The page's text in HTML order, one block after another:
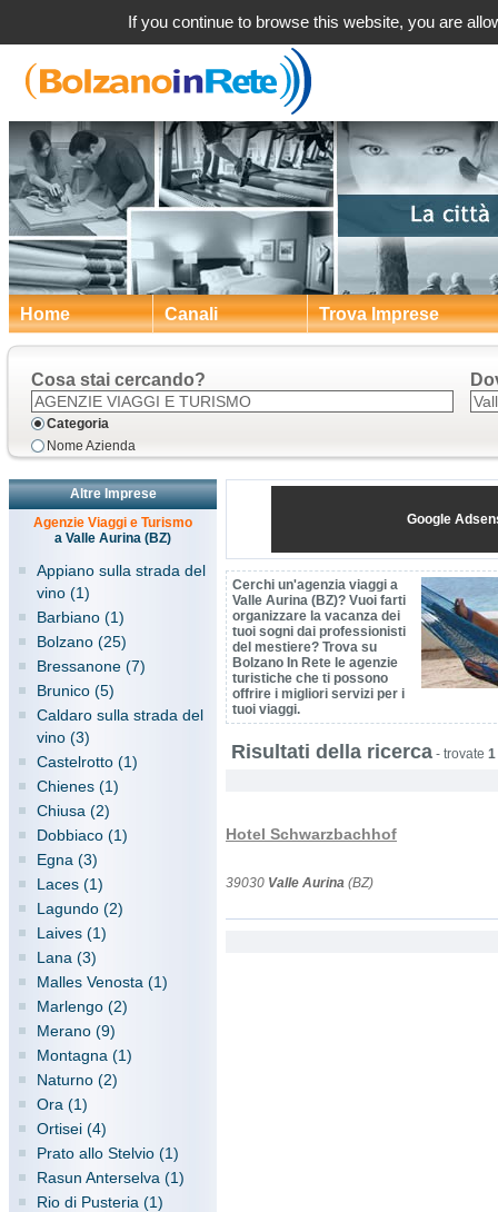
Home Canali Trova Imprese
Cosa stai cercando?
Categoria
Nome Azienda
Altre Imprese
Agenzie Viaggi e Turismo
a Valle Aurina (BZ)
Appiano sulla strada del
vino (1)
Barbiano (1)
Bolzano (25)
Bressanone (7)
Brunico (5)
Caldaro sulla strada del
vino (3)
Castelrotto (1)
Chienes (1)
Chiusa (2)
Dobbiaco (1)
Egna (3)
Laces (1)
Lagundo (2)
Laives (1)
Lana (3)
Malles Venosta (1)
Marlengo (2)
Merano (9)
Montagna (1)
Naturno (2)
Ora (1)
Ortisei (4)
Prato allo Stelvio (1)
Rasun Anterselva (1)
Rio di Pusteria (1)
Google
Cerchi un'agenzia viaggi a
Valle Aurina (BZ)? Vuoi farti
organizzare la vacanza dei
tuoi sogni dai professionisti
del mestiere? Trova su
Bolzano In Rete le agenzie
turistiche che ti possono
offrire i migliori servizi per i
tuoi viaggi.
Risultati della ricerca - trovate 1
Hotel Schwarzbachhof
39030 Valle Aurina (BZ)
If you continue to browse this website, you are